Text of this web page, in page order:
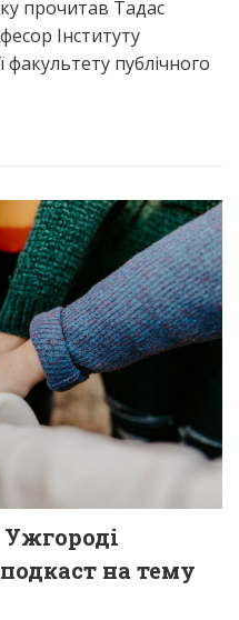
прочитав Тадас
Інституту
публічного
на тему